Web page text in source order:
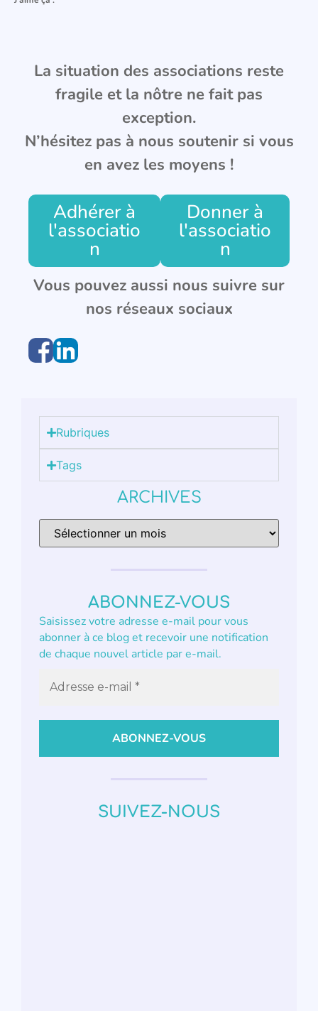
La situation des associations reste
fragile et la nôtre ne fait pas
exception.
N’hésitez pas à nous soutenir si vous
en avez les moyens !
Adhérer à
l'associatio
n
Donner à
l'associatio
n
Vous pouvez aussi nous suivre sur
nos réseaux sociaux
Rubriques
Tags
ARCHIVES
ABONNEZ-VOUS
Saisissez votre adresse e-mail pour vous
abonner à ce blog et recevoir une notification
de chaque nouvel article par e-mail.
SUIVEZ-NOUS